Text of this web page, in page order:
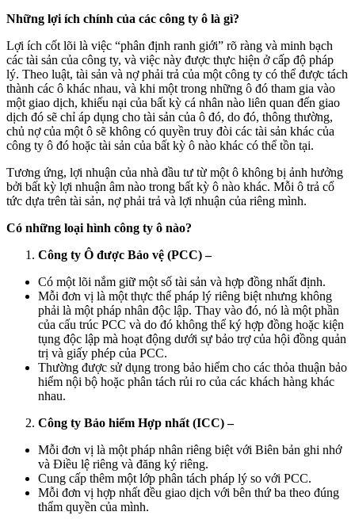
Những lợi ích chính của các công ty ô là gì?
Lợi ích cốt lõi là việc “phân định ranh giới” rõ ràng và minh bạch
các tài sản của công ty, và việc này được thực hiện ở cấp độ pháp
lý. Theo luật, tài sản và nợ phải trả của một công ty có thể được tách
thành các ô khác nhau, và khi một trong những ô đó tham gia vào
một giao dịch, khiếu nại của bất kỳ cá nhân nào liên quan đến giao
dịch đó sẽ chỉ áp dụng cho tài sản của ô đó, do đó, thông thường,
chủ nợ của một ô sẽ không có quyền truy đòi các tài sản khác của
công ty ô đó hoặc tài sản của bất kỳ ô nào khác có thể tồn tại.
Tương ứng, lợi nhuận của nhà đầu tư từ một ô không bị ảnh hưởng
bởi bất kỳ lợi nhuận âm nào trong bất kỳ ô nào khác. Mỗi ô trả cổ
tức dựa trên tài sản, nợ phải trả và lợi nhuận của riêng mình.
Có những loại hình công ty ô nào?
Công ty Ô được Bảo vệ (PCC) –
Có một lõi nắm giữ một số tài sản và hợp đồng nhất định.
Mỗi đơn vị là một thực thể pháp lý riêng biệt nhưng không
phải là một pháp nhân độc lập. Thay vào đó, nó là một phần
của cấu trúc PCC và do đó không thể ký hợp đồng hoặc kiện
tụng độc lập mà hoạt động dưới sự bảo trợ của hội đồng quản
trị và giấy phép của PCC.
Thường được sử dụng trong bảo hiểm cho các thỏa thuận bảo
hiểm nội bộ hoặc phân tách rủi ro của các khách hàng khác
nhau.
Công ty Bảo hiểm Hợp nhất (ICC) –
Mỗi đơn vị là một pháp nhân riêng biệt với Biên bản ghi nhớ
và Điều lệ riêng và đăng ký riêng.
Cung cấp thêm một lớp phân tách pháp lý so với PCC.
Mỗi đơn vị hợp nhất đều giao dịch với bên thứ ba theo đúng
thẩm quyền của mình.